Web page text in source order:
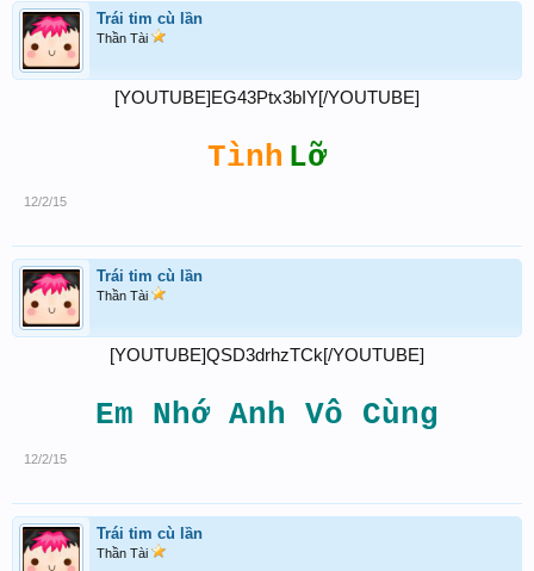
Trái tim cù lần
Thần Tài
[YOUTUBE]EG43Ptx3bIY[/YOUTUBE]
Tình Lỡ
12/2/15
Trái tim cù lần
Thần Tài
[YOUTUBE]QSD3drhzTCk[/YOUTUBE]
Em Nhớ Anh Vô Cùng
12/2/15
Trái tim cù lần
Thần Tài